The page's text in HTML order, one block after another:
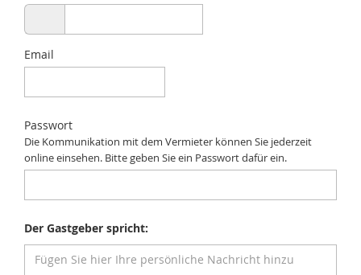
Email
Passwort
Die Kommunikation mit dem Vermieter können Sie jederzeit
online einsehen. Bitte geben Sie ein Passwort dafür ein.
Der Gastgeber spricht: